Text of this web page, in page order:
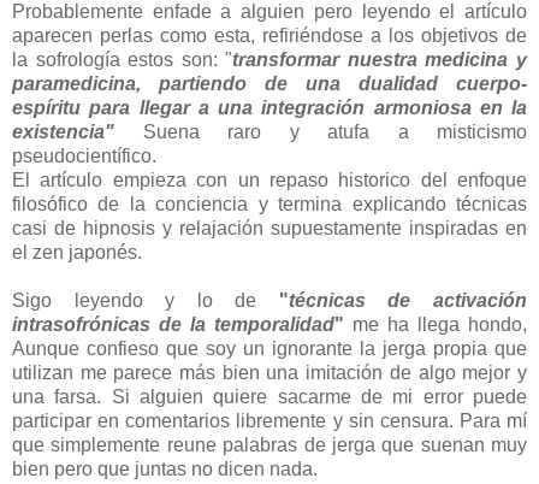
Probablemente enfade a alguien pero leyendo el artículo
aparecen perlas como esta, refiriéndose a los objetivos de
la sofrología estos son: "transformar nuestra medicina y
paramedicina, partiendo de una dualidad cuerpo-
espíritu para llegar a una integración armoniosa en la
existencia" Suena raro y atufa a misticismo
pseudocientífico.
El artículo empieza con un repaso historico del enfoque
filosófico de la conciencia y termina explicando técnicas
casi de hipnosis y relajación supuestamente inspiradas en
el zen japonés.
Sigo leyendo y lo de "técnicas de activación
intrasofrónicas de la temporalidad" me ha llega hondo,
Aunque confieso que soy un ignorante la jerga propia que
utilizan me parece más bien una imitación de algo mejor y
una farsa. Si alguien quiere sacarme de mi error puede
participar en comentarios libremente y sin censura. Para mí
que simplemente reune palabras de jerga que suenan muy
bien pero que juntas no dicen nada.